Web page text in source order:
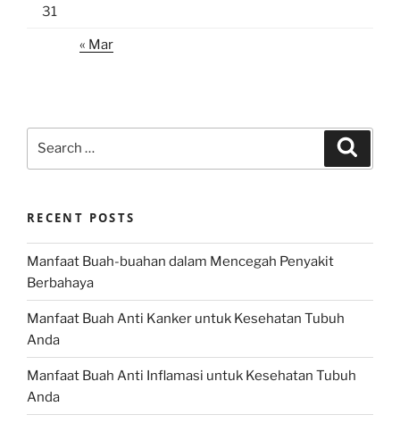
31
« Mar
RECENT POSTS
Manfaat Buah-buahan dalam Mencegah Penyakit
Berbahaya
Manfaat Buah Anti Kanker untuk Kesehatan Tubuh
Anda
Manfaat Buah Anti Inflamasi untuk Kesehatan Tubuh
Anda